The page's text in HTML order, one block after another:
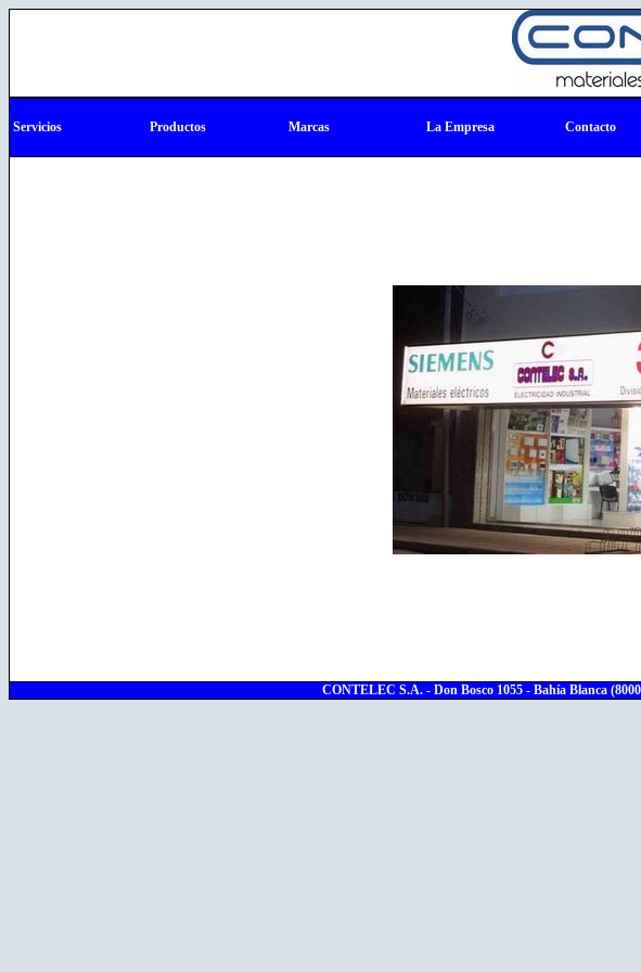
Servicios Productos Marcas La Empresa Contacto
CONTELEC S.A. - Don Bosco 1055 - Bahía Blanca